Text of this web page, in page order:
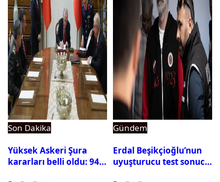
Son Dakika
Yüksek Askeri Şura
kararları belli oldu: 94
Gündem
Erdal Beşikçioğlu’nun
uyuşturucu test sonucu